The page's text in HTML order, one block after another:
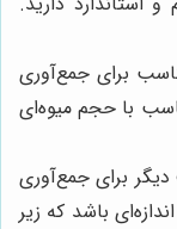
برای جمع‌آوری
با حجم میوه‌ای
برای جمع‌آوری
باشد که زیر